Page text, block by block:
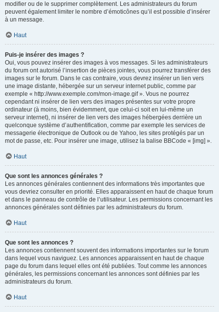
modifier ou de le supprimer complètement. Les administrateurs du forum
peuvent également limiter le nombre d’émoticônes qu’il est possible d’insérer
à un message.
Haut
Puis-je insérer des images ?
Oui, vous pouvez insérer des images à vos messages. Si les administrateurs
du forum ont autorisé l’insertion de pièces jointes, vous pourrez transférer des
images sur le forum. Dans le cas contraire, vous devrez insérer un lien vers
une image distante, hébergée sur un serveur internet public, comme par
exemple « http://www.exemple.com/mon-image.gif ». Vous ne pourrez
cependant ni insérer de lien vers des images présentes sur votre propre
ordinateur (à moins, bien évidemment, que celui-ci soit en lui-même un
serveur internet), ni insérer de lien vers des images hébergées derrière un
quelconque système d’authentification, comme par exemple les services de
messagerie électronique de Outlook ou de Yahoo, les sites protégés par un
mot de passe, etc. Pour insérer une image, utilisez la balise BBCode « [img] ».
Haut
Que sont les annonces générales ?
Les annonces générales contiennent des informations très importantes que
vous devriez consulter en priorité. Elles apparaissent en haut de chaque forum
et dans le panneau de contrôle de l’utilisateur. Les permissions concernant les
annonces générales sont définies par les administrateurs du forum.
Haut
Que sont les annonces ?
Les annonces contiennent souvent des informations importantes sur le forum
dans lequel vous naviguez. Les annonces apparaissent en haut de chaque
page du forum dans lequel elles ont été publiées. Tout comme les annonces
générales, les permissions concernant les annonces sont définies par les
administrateurs du forum.
Haut